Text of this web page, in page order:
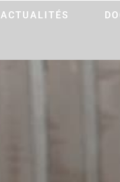
ACTUALITÉS